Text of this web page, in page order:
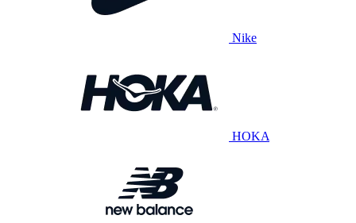
Nike
HOKA